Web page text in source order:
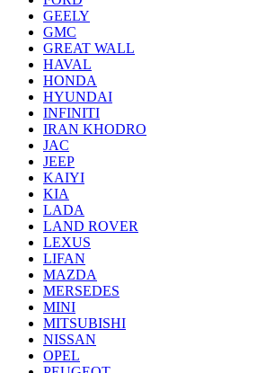
GEELY
GMC
GREAT WALL
HAVAL
HONDA
HYUNDAI
INFINITI
IRAN KHODRO
JAC
JEEP
KAIYI
KIA
LADA
LAND ROVER
LEXUS
LIFAN
MAZDA
MERSEDES
MINI
MITSUBISHI
NISSAN
OPEL